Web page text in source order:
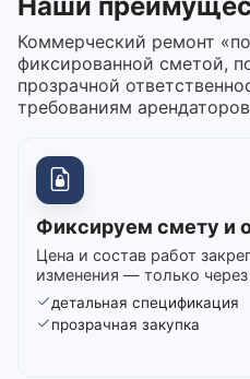
Коммерческий ремонт
фиксированной сметой,
прозрачной
требованиям
Фиксируем смету и
Цена и состав работ
изменения — только
детальная спецификация
прозрачная закупка